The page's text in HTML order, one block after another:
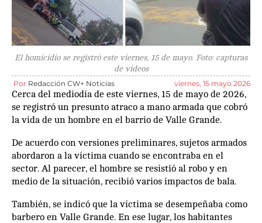
El homicidio se registró este viernes, 15 de mayo. Foto: capturas
de videos
Por Redacción CW+ Noticias viernes, 15 mayo 2026
Cerca del mediodía de este viernes, 15 de mayo de 2026,
se registró un presunto atraco a mano armada que cobró
la vida de un hombre en el barrio de Valle Grande.
De acuerdo con versiones preliminares, sujetos armados
abordaron a la víctima cuando se encontraba en el
sector. Al parecer, el hombre se resistió al robo y en
medio de la situación, recibió varios impactos de bala.
También, se indicó que la víctima se desempeñaba como
barbero en Valle Grande. En ese lugar, los habitantes